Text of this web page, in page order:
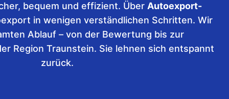
bequem und effizient. Über Autoexport-
in wenigen verständlichen Schritten. Wir
Ablauf – von der Bewertung bis zur
Region Traunstein. Sie lehnen sich entspannt
zurück.